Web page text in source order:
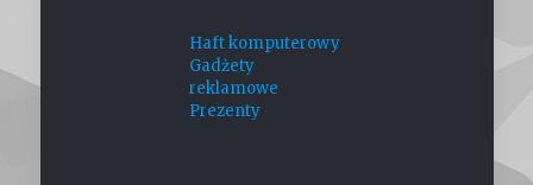
Haft komputerowy
Gadżety
reklamowe
Prezenty